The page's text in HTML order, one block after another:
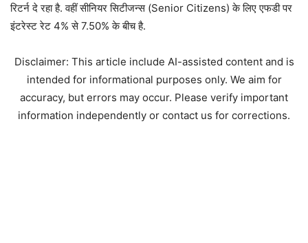
रिटर्न दे रहा है. वहीं सीनियर सिटीजन्स (Senior Citizens) के लिए एफडी पर
इंटरेस्ट रेट 4% से 7.50% के बीच है.
Disclaimer: This article include AI-assisted content and is
intended for informational purposes only. We aim for
accuracy, but errors may occur. Please verify important
information independently or contact us for corrections.